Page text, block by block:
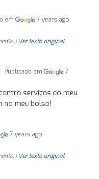
em 7 years ago
| Ver texto original
Publicado em
7
serviços do meu
no meu bolso!
7 years ago
| Ver texto original